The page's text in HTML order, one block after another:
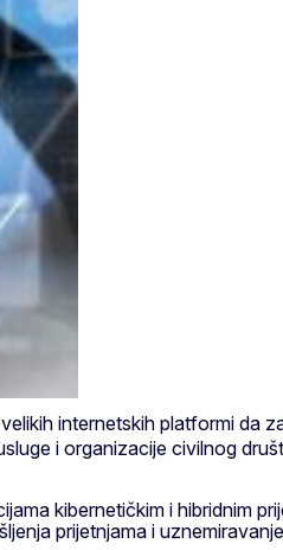
internetskih platformi da
i organizacije civilnog
kibernetičkim i hibridnim
prijetnjama i